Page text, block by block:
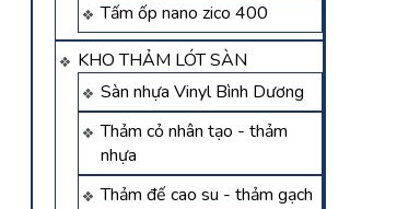
Tấm ốp nano zico 400
KHO THẢM LÓT SÀN
Sàn nhựa Vinyl Bình Dương
Thảm cỏ nhân tạo - thảm
nhựa
Thảm đế cao su - thảm gạch